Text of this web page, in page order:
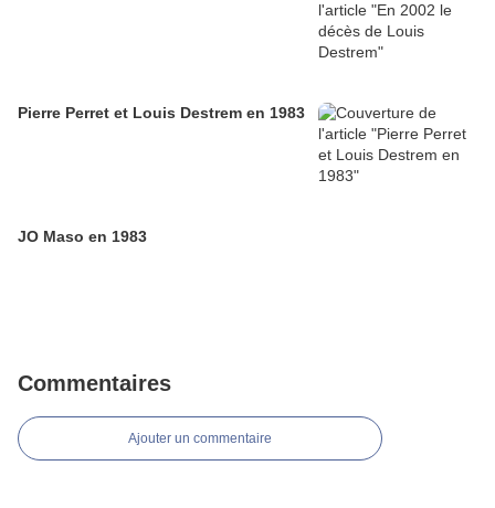
Pierre Perret et Louis Destrem en 1983
JO Maso en 1983
Commentaires
Ajouter un commentaire